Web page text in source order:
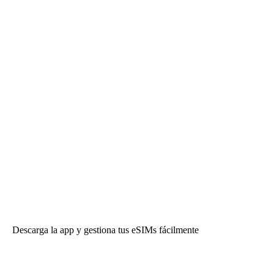
Descarga la app y gestiona tus eSIMs fácilmente